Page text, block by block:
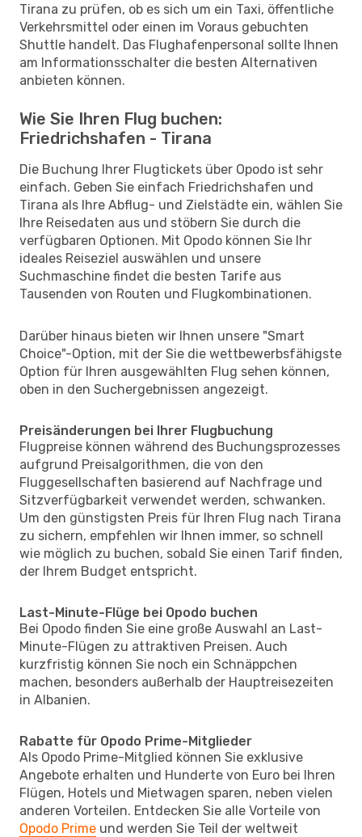
Tirana zu prüfen, ob es sich um ein Taxi, öffentliche
Verkehrsmittel oder einen im Voraus gebuchten
Shuttle handelt. Das Flughafenpersonal sollte Ihnen
am Informationsschalter die besten Alternativen
anbieten können.
Wie Sie Ihren Flug buchen:
Friedrichshafen - Tirana
Die Buchung Ihrer Flugtickets über Opodo ist sehr
einfach. Geben Sie einfach Friedrichshafen und
Tirana als Ihre Abflug- und Zielstädte ein, wählen Sie
Ihre Reisedaten aus und stöbern Sie durch die
verfügbaren Optionen. Mit Opodo können Sie Ihr
ideales Reiseziel auswählen und unsere
Suchmaschine findet die besten Tarife aus
Tausenden von Routen und Flugkombinationen.
Darüber hinaus bieten wir Ihnen unsere "Smart
Choice"-Option, mit der Sie die wettbewerbsfähigste
Option für Ihren ausgewählten Flug sehen können,
oben in den Suchergebnissen angezeigt.
Preisänderungen bei Ihrer Flugbuchung
Flugpreise können während des Buchungsprozesses
aufgrund Preisalgorithmen, die von den
Fluggesellschaften basierend auf Nachfrage und
Sitzverfügbarkeit verwendet werden, schwanken.
Um den günstigsten Preis für Ihren Flug nach Tirana
zu sichern, empfehlen wir Ihnen immer, so schnell
wie möglich zu buchen, sobald Sie einen Tarif finden,
der Ihrem Budget entspricht.
Last-Minute-Flüge bei Opodo buchen
Bei Opodo finden Sie eine große Auswahl an Last-
Minute-Flügen zu attraktiven Preisen. Auch
kurzfristig können Sie noch ein Schnäppchen
machen, besonders außerhalb der Hauptreisezeiten
in Albanien.
Rabatte für Opodo Prime-Mitglieder
Als Opodo Prime-Mitglied können Sie exklusive
Angebote erhalten und Hunderte von Euro bei Ihren
Flügen, Hotels und Mietwagen sparen, neben vielen
anderen Vorteilen. Entdecken Sie alle Vorteile von
Opodo Prime und werden Sie Teil der weltweit